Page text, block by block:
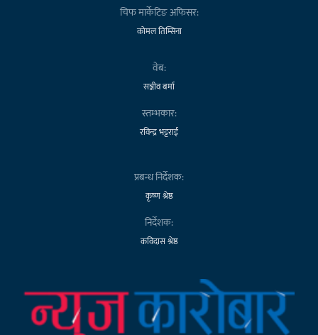
चिफ मार्केटिङ अफिसर:
कोमल तिम्सिना
वेब:
सञ्जीव बर्मा
स्तम्भकार:
रविन्द्र भट्टराई
प्रबन्ध निर्देशक:
कृष्ण श्रेष्ठ
निर्देशक:
कविदास श्रेष्ठ